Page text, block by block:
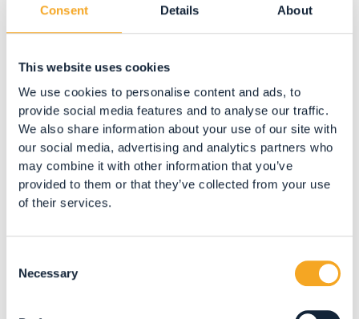
Consent Details About
This website uses cookies
We use cookies to personalise content and ads, to
provide social media features and to analyse our traffic.
We also share information about your use of our site with
our social media, advertising and analytics partners who
may combine it with other information that you’ve
provided to them or that they’ve collected from your use
of their services.
Selection
Necessary
ALL’ARTE PIANISTICA DI ARTURO
BENEDETTI MICHELANGELI
4, 11 E 26 AGOSTO 2026
15° edizione del Festival Programma: ♦ Martedì
4 agosto 2026, ore 21:00: Grigory Sokolov,...